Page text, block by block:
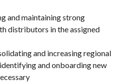
and maintaining strong
distributors in the assigned
and increasing regional
identifying and onboarding new